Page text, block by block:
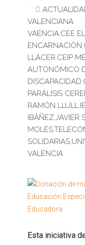
VALENCIANA
VAENCIA,CEE
ENCARNACIÓN,
LLÁCER,CEIP
AUTONÓMICO
DISCAPACIDAD,
PARÁLISIS
RAMÓN LLULL,
IBÁÑEZ,JAVIER
MOLES,
SOLIDARIAS,
VALENCIA
Esta iniciativa